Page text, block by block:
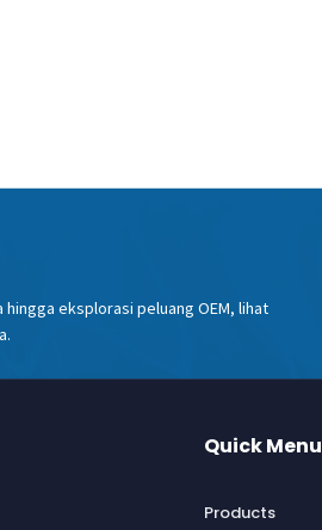
eksplorasi peluang OEM, lihat
Quick Menu
Products